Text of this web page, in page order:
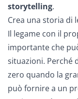
storytelling.
Crea una storia di
Il legame con il
importante che
situazioni. Perché
zero quando la
può fornire a un